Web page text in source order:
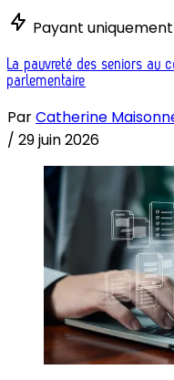
Payant uniquement
La pauvreté des seniors au
parlementaire
ParCatherine
/ 29 juin 2026